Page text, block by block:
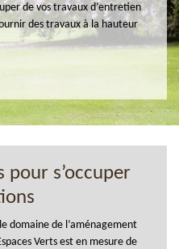
de vos travaux d’entretien
des travaux à la hauteur
pour s’occuper
domaine de l’aménagement
Verts est en mesure de